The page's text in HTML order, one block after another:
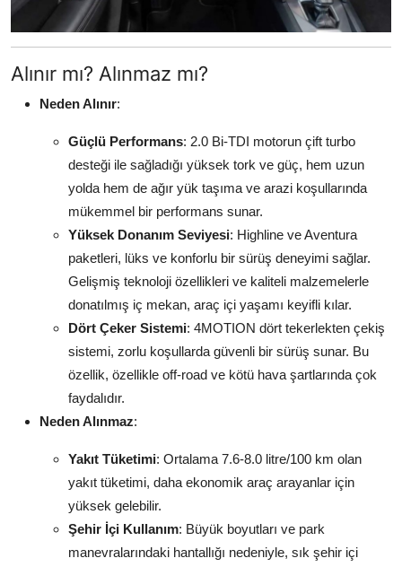
Alınır mı? Alınmaz mı?
Neden Alınır:
Güçlü Performans: 2.0 Bi-TDI motorun çift turbo
desteği ile sağladığı yüksek tork ve güç, hem uzun
yolda hem de ağır yük taşıma ve arazi koşullarında
mükemmel bir performans sunar.
Yüksek Donanım Seviyesi: Highline ve Aventura
paketleri, lüks ve konforlu bir sürüş deneyimi sağlar.
Gelişmiş teknoloji özellikleri ve kaliteli malzemelerle
donatılmış iç mekan, araç içi yaşamı keyifli kılar.
Dört Çeker Sistemi: 4MOTION dört tekerlekten çekiş
sistemi, zorlu koşullarda güvenli bir sürüş sunar. Bu
özellik, özellikle off-road ve kötü hava şartlarında çok
faydalıdır.
Neden Alınmaz:
Yakıt Tüketimi: Ortalama 7.6-8.0 litre/100 km olan
yakıt tüketimi, daha ekonomik araç arayanlar için
yüksek gelebilir.
Şehir İçi Kullanım: Büyük boyutları ve park
manevralarındaki hantallığı nedeniyle, sık şehir içi